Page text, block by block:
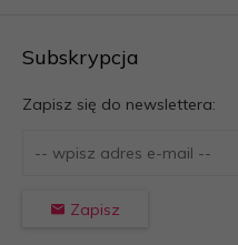
Subskrypcja
Zapisz się do newslettera:
Zapisz